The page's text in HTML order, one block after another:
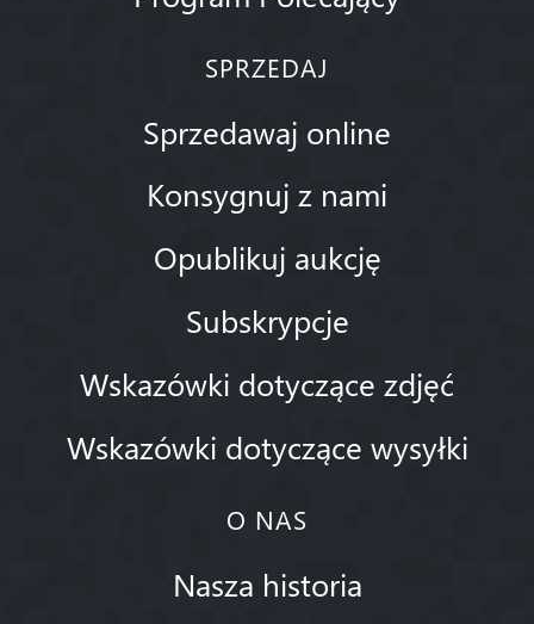
SPRZEDAJ
Sprzedawaj online
Konsygnuj z nami
Opublikuj aukcję
Subskrypcje
Wskazówki dotyczące zdjęć
Wskazówki dotyczące wysyłki
O NAS
Nasza historia